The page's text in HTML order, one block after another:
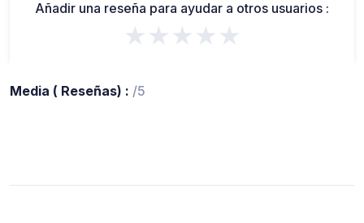
Añadir una reseña para ayudar a otros usuarios :
★★★★★
Media ( Reseñas) : /5